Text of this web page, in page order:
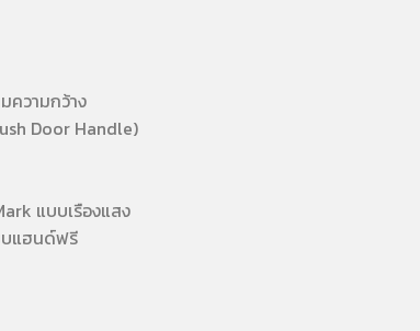
ความกว้าง
Door Handle)
แบบเรืองแสง
บแฮนด์ฟรี